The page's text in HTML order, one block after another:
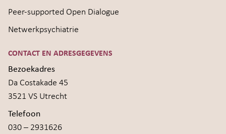
Peer-supported Open Dialogue
Netwerkpsychiatrie
CONTACT EN ADRESGEGEVENS
Bezoekadres
Da Costakade 45
3521 VS Utrecht
Telefoon
030 – 2931626